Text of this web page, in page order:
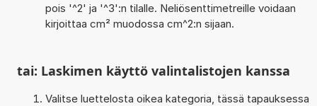
pois '^2' ja '^3':n tilalle. Neliösenttimetreille voidaan
kirjoittaa cm² muodossa cm^2:n sijaan.
tai: Laskimen käyttö valintalistojen kanssa
Valitse luettelosta oikea kategoria, tässä tapauksessa